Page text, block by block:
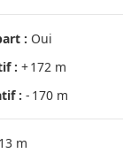
: Oui
: + 172 m
: - 170 m
m